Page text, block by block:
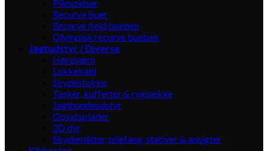
Pilespidser
Recurve Buer
Recurve field bueben
Olympisk recurve bueben
Jagtudstyr / Diverse
Høreværn
Lokkekald
Skydestokke
Tasker, kufferter & rygsække
Jagthundeudstyr
Opsatsplader
3D dyr
Skydemåtter, pilefang, stativer & ansigter